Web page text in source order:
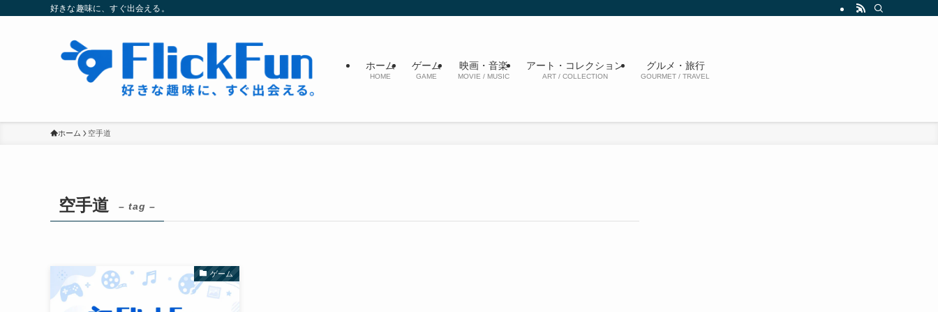
好きな趣味に、すぐ出会える。
ホーム
HOME
ゲーム
GAME
映画・音楽
MOVIE / MUSIC
アート・コレクション
ART / COLLECTION
グルメ・旅行
GOURMET / TRAVEL
ホーム 空手道
空手道 – tag –
ゲーム